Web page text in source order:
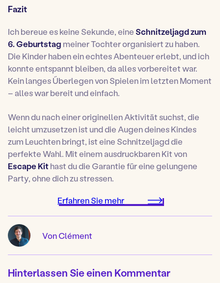
Fazit
Ich bereue es keine Sekunde, eineSchnitzeljagd zum
6. Geburtstag meiner Tochter organisiert zu haben.
Die Kinder haben ein echtes Abenteuer erlebt, und ich
konnte entspannt bleiben, da alles vorbereitet war.
Kein langes Überlegen von Spielen im letzten Moment
– alles war bereit und einfach.
Wenn du nach einer originellen Aktivität suchst, die
leicht umzusetzen ist und die Augen deines Kindes
zum Leuchten bringt, ist eine Schnitzeljagd die
perfekte Wahl. Mit einem ausdruckbaren Kit von
Escape Kithast du die Garantie für eine gelungene
Party, ohne dich zu stressen.
Erfahren Sie mehr
Von Clément
Hinterlassen Sie einen Kommentar